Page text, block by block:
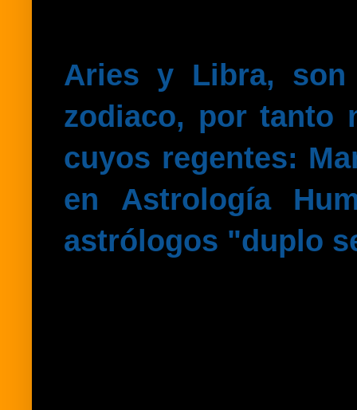
Aries y Libra, son
zodiaco, por tanto
cuyos regentes:
en Astrología
astrólogos "duplo